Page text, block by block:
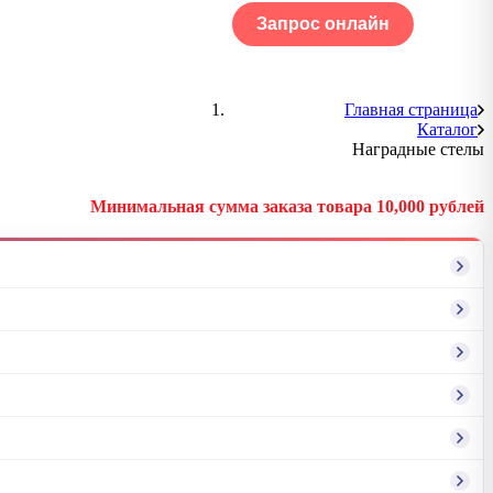
Запрос онлайн
Главная страница
Каталог
Наградные стелы
Минимальная сумма заказа товара 10,000 рублей